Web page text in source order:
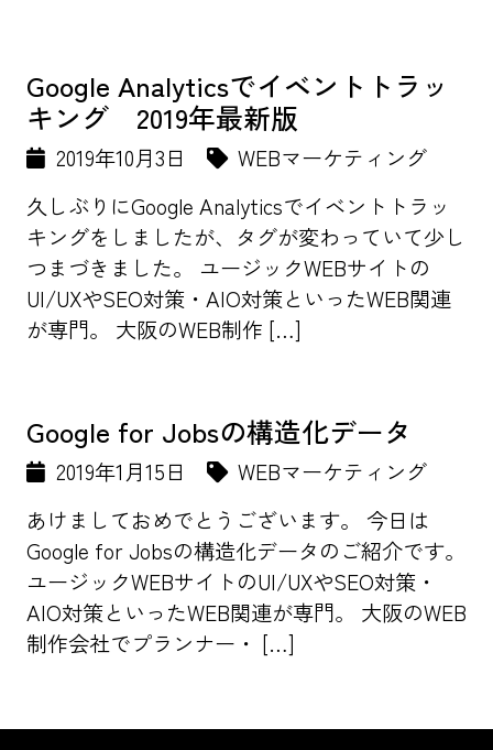
Google Analyticsでイベントトラッ
キング 2019年最新版
2019年10月3日
WEBマーケティング
久しぶりにGoogle Analyticsでイベントトラッ
キングをしましたが、タグが変わっていて少し
つまづきました。 ユージックWEBサイトの
UI/UXやSEO対策・AIO対策といったWEB関連
が専門。 大阪のWEB制作 […]
Google for Jobsの構造化データ
2019年1月15日
WEBマーケティング
あけましておめでとうございます。 今日は
Google for Jobsの構造化データのご紹介です。
ユージックWEBサイトのUI/UXやSEO対策・
AIO対策といったWEB関連が専門。 大阪のWEB
制作会社でプランナー・ […]